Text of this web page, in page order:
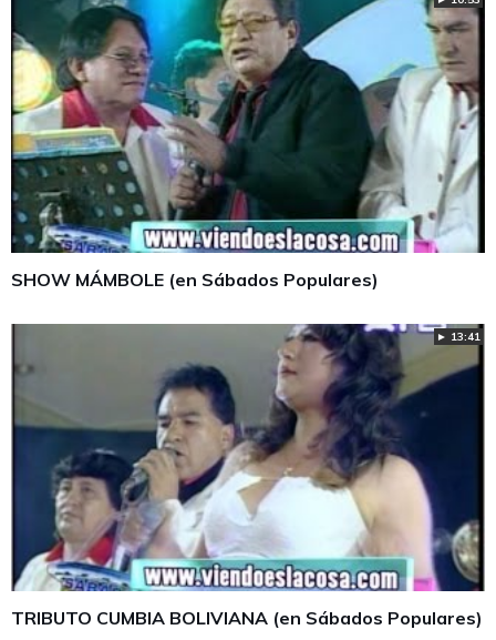
SHOW MÁMBOLE (en Sábados Populares)
► 13:41
TRIBUTO CUMBIA BOLIVIANA (en Sábados Populares)